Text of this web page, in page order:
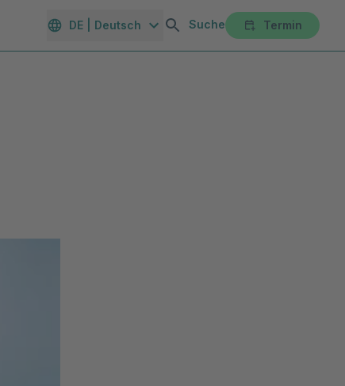
DE | Deutsch Suche Termin